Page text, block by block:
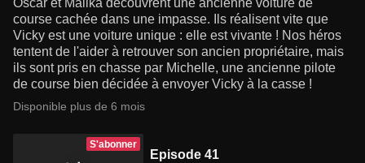
Oscar et Malika découvrent une ancienne voiture de
course cachée dans une impasse. Ils réalisent vite que
Vicky est une voiture unique : elle est vivante ! Nos héros
tentent de l'aider à retrouver son ancien propriétaire, mais
ils sont pris en chasse par Michelle, une ancienne pilote
de course bien décidée à envoyer Vicky à la casse !
Disponible plus de 6 mois
S'abonner
Episode 41